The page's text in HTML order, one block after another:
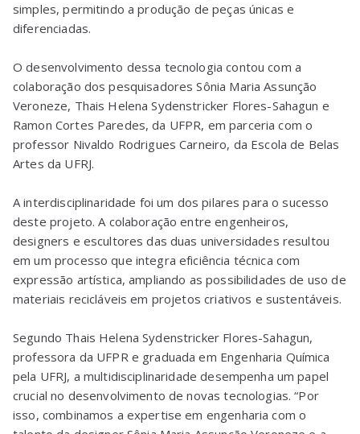
simples, permitindo a produção de peças únicas e
diferenciadas.
O desenvolvimento dessa tecnologia contou com a
colaboração dos pesquisadores Sônia Maria Assunção
Veroneze, Thais Helena Sydenstricker Flores-Sahagun e
Ramon Cortes Paredes, da UFPR, em parceria com o
professor Nivaldo Rodrigues Carneiro, da Escola de Belas
Artes da UFRJ.
A interdisciplinaridade foi um dos pilares para o sucesso
deste projeto. A colaboração entre engenheiros,
designers e escultores das duas universidades resultou
em um processo que integra eficiência técnica com
expressão artística, ampliando as possibilidades de uso de
materiais recicláveis em projetos criativos e sustentáveis.
Segundo Thais Helena Sydenstricker Flores-Sahagun,
professora da UFPR e graduada em Engenharia Química
pela UFRJ, a multidisciplinaridade desempenha um papel
crucial no desenvolvimento de novas tecnologias. “Por
isso, combinamos a expertise em engenharia com o